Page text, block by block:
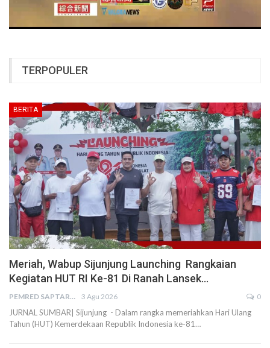
TERPOPULER
BERITA
Meriah, Wabup Sijunjung Launching Rangkaian
Kegiatan HUT RI Ke-81 Di Ranah Lansek…
PEMRED SAPTARIUS 3 Agu 2026 0
JURNAL SUMBAR| Sijunjung - Dalam rangka memeriahkan Hari Ulang
Tahun (HUT) Kemerdekaan Republik Indonesia ke-81…